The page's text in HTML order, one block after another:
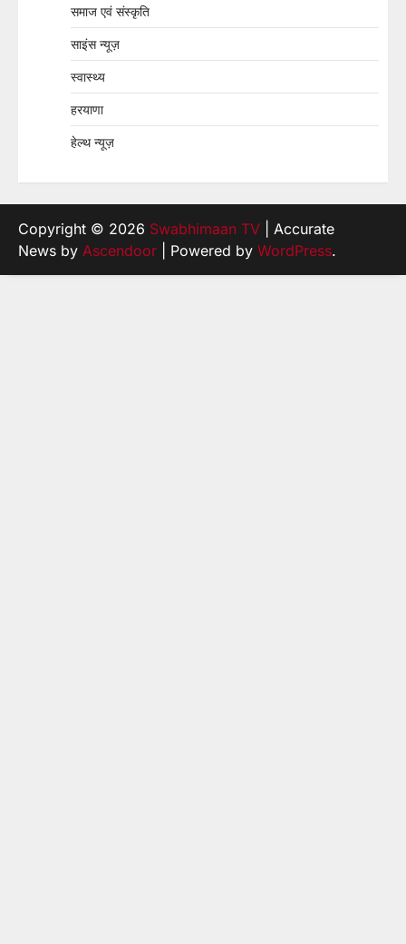
समाज एवं संस्कृति
साइंस न्यूज़
स्वास्थ्य
हरयाणा
हेल्थ न्यूज़
Copyright © 2026 Swabhimaan TV | Accurate
News by Ascendoor | Powered by WordPress.